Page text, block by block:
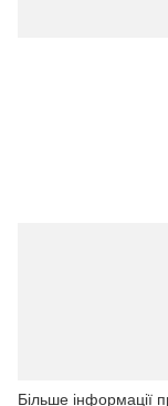
Більше інформації